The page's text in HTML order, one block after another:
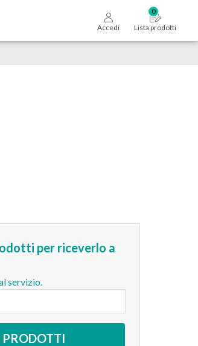
Accedi Lista prodotti
per riceverlo a
servizio.
PRODOTTI